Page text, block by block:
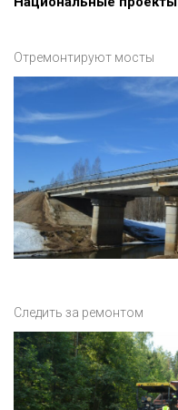
Отремонтируют мосты
Следить за ремонтом